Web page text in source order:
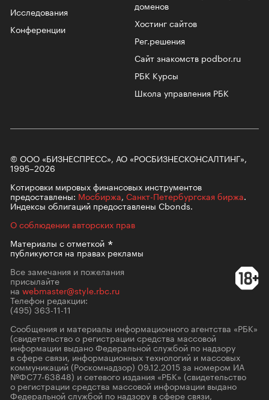
доменов
Хостинг сайтов
Рег.решения
Сайт знакомств podbor.ru
РБК Курсы
Школа управления РБК
Исследования
Конференции
© ООО «БИЗНЕСПРЕСС», АО «РОСБИЗНЕСКОНСАЛТИНГ»,
1995–2026
Котировки мировых финансовых инструментов
предоставлены: Мосбиржа, Санкт-Петербургская биржа.
Индексы облигаций предоставлены Cbonds.
О соблюдении авторских прав
Материалы сотметкой
публикуются на правах рекламы
Все замечания и пожелания
присылайте
на webmaster@style.rbc.ru
Телефон редакции:
(495) 363-11-11
Сообщения и материалы информационного агентства «РБК»
(свидетельство о регистрации средства массовой
информации выдано Федеральной службой по надзору
в сфере связи, информационных технологий и массовых
коммуникаций (Роскомнадзор) 09.12.2015 за номером ИА
№ФС77-63848) и сетевого издания «РБК» (свидетельство
о регистрации средства массовой информации выдано
Федеральной службой по надзору в сфере связи,